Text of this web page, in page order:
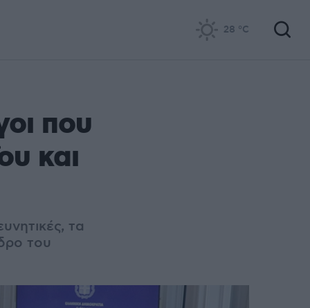
28 °C
που
και
τα
του